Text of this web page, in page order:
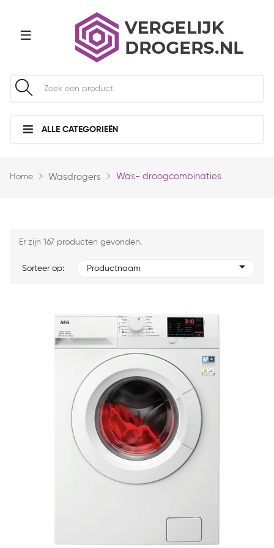
ALLE CATEGORIEËN
Home Wasdrogers Was- droogcombinaties
Er zijn 167 producten gevonden.
Sorteer op: Productnaam